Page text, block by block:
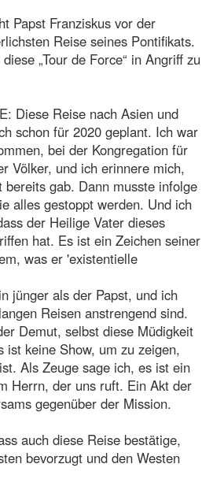
Papst Franziskus vor der
Reise seines Pontifikats.
„Tour de Force“ in Angriff zu
Diese Reise nach Asien und
schon für 2020 geplant. Ich war
bei der Kongregation für
Völker, und ich erinnere mich,
bereits gab. Dann musste infolge
alles gestoppt werden. Und ich
der Heilige Vater dieses
hat. Es ist ein Zeichen seiner
was er 'existentielle
jünger als der Papst, und ich
Reisen anstrengend sind.
Demut, selbst diese Müdigkeit
ist keine Show, um zu zeigen,
Als Zeuge sage ich, es ist ein
Herrn, der uns ruft. Ein Akt der
gegenüber der Mission.
auch diese Reise bestätige,
bevorzugt und den Westen